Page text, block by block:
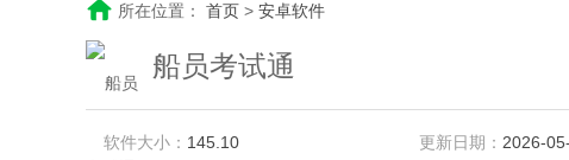
所在位置： 首页 > 安卓软件
船员考试通
软件大小： 145.10 更新日期： 2026-